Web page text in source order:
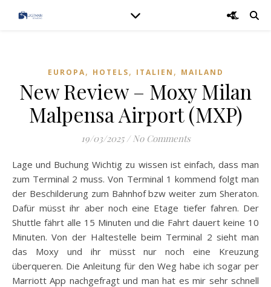
EUROPA, HOTELS, ITALIEN , MAILAND
New Review – Moxy Milan
Malpensa Airport (MXP)
19/03/2025 / No Comments
Lage und Buchung Wichtig zu wissen ist einfach, dass man
zum Terminal 2 muss. Von Terminal 1 kommend folgt man
der Beschilderung zum Bahnhof bzw weiter zum Sheraton.
Dafür müsst ihr aber noch eine Etage tiefer fahren. Der
Shuttle fährt alle 15 Minuten und die Fahrt dauert keine 10
Minuten. Von der Haltestelle beim Terminal 2 sieht man
das Moxy und ihr müsst nur noch eine Kreuzung
überqueren. Die Anleitung für den Weg habe ich sogar per
Marriott App nachgefragt und man hat es mir sehr schnell